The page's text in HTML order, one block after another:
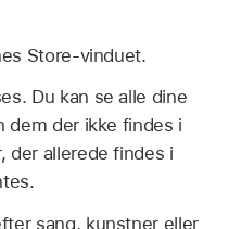
Store-vinduet.
Du kan se alle dine
dem der ikke findes i
der allerede findes i
sang, kunstner eller